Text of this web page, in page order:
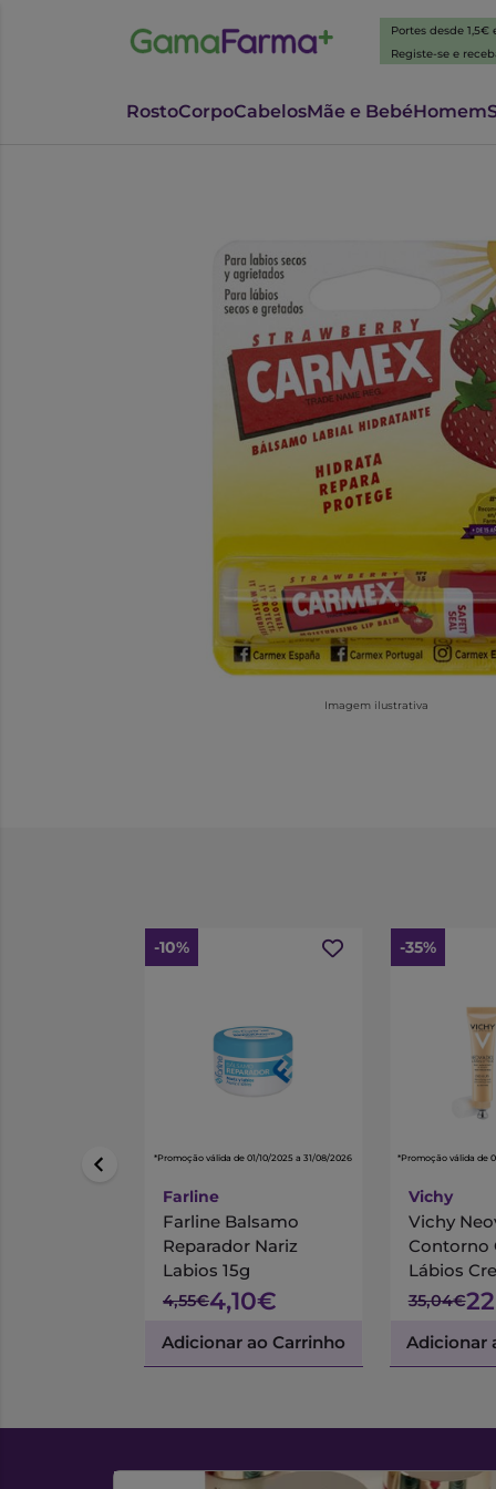
Portes desde
Registe-se e
RostoCorpoCabelosMãe e BebéHomem
Imagem ilustrativa
-10%
*Promoção válida de 01/10/2025 a 31/08/2026
Farline
Farline Balsamo
Reparador Nariz
Labios 15g
4,55€4,10€
Adicionar ao Carrinho
-35%
*Promoção válida de
Vichy
Vichy
Contorno
Lábios
35,04€
Adicionar